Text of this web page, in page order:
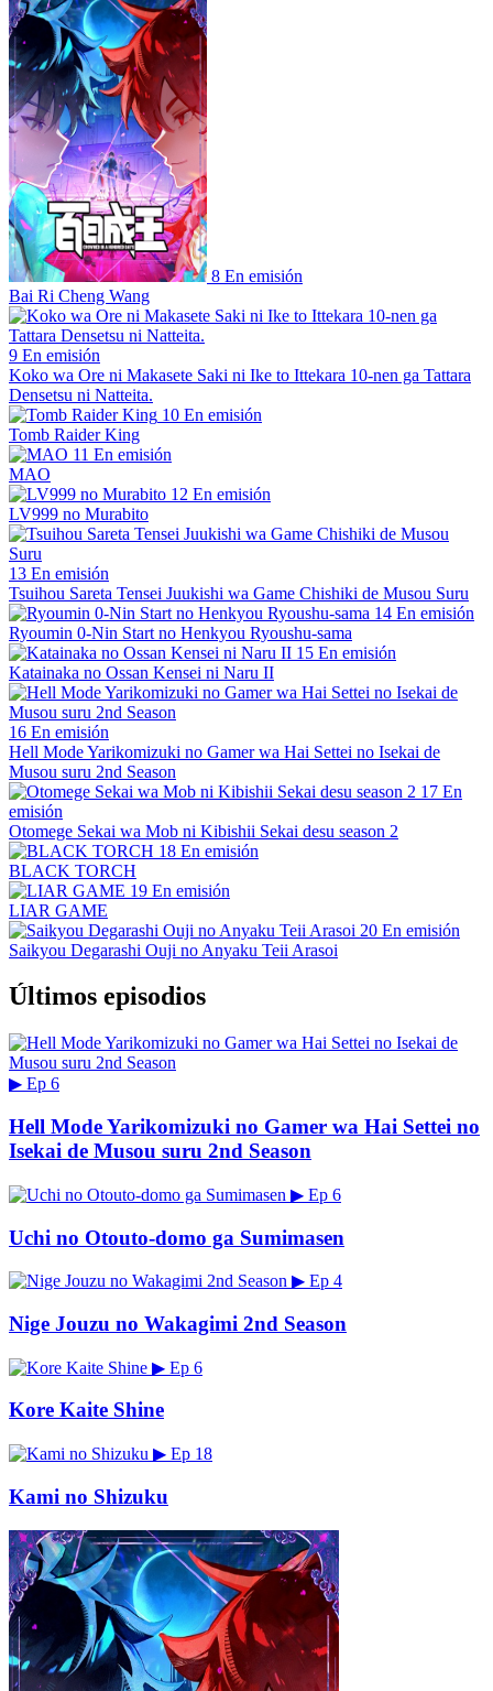
8 En emisión
Bai Ri Cheng Wang
9 En emisión
Koko wa Ore ni Makasete Saki ni Ike to Ittekara 10-nen ga Tattara
Densetsu ni Natteita.
10 En emisión
Tomb Raider King
11 En emisión
MAO
12 En emisión
LV999 no Murabito
13 En emisión
Tsuihou Sareta Tensei Juukishi wa Game Chishiki de Musou Suru
14 En emisión
Ryoumin 0-Nin Start no Henkyou Ryoushu-sama
15 En emisión
Katainaka no Ossan Kensei ni Naru II
16 En emisión
Hell Mode Yarikomizuki no Gamer wa Hai Settei no Isekai de
Musou suru 2nd Season
17 En
emisión
Otomege Sekai wa Mob ni Kibishii Sekai desu season 2
18 En emisión
BLACK TORCH
19 En emisión
LIAR GAME
20 En emisión
Saikyou Degarashi Ouji no Anyaku Teii Arasoi
Últimos episodios
▶ Ep 6
Hell Mode Yarikomizuki no Gamer wa Hai Settei no
Isekai de Musou suru 2nd Season
▶ Ep 6
Uchi no Otouto-domo ga Sumimasen
▶ Ep 4
Nige Jouzu no Wakagimi 2nd Season
▶ Ep 6
Kore Kaite Shine
▶ Ep 18
Kami no Shizuku